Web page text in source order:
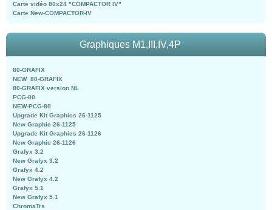
Carte vidéo 80x24 "COMPACTOR IV"
Carte New-COMPACTOR-IV
Graphiques M1,III,IV,4P
80-GRAFIX
NEW_80-GRAFIX
80-GRAFIX version NL
PCG-80
NEW-PCG-80
Upgrade Kit Graphics 26-1125
New Graphic 26-1125
Upgrade Kit Graphics 26-1126
New Graphic 26-1126
Grafyx 3.2
New Grafyx 3.2
Grafyx 4.2
New Grafyx 4.2
Grafyx 5.1
New Grafyx 5.1
ChromaTrs